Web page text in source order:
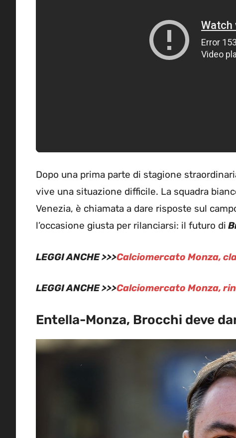
Dopo una prima parte di stagione
vive una situazione difficile. La squadra
Venezia, è chiamata a dare risposte sul
l’occasione giusta per rilanciarsi: il futuro di
LEGGI ANCHE >>>Calciomercato Monza,
LEGGI ANCHE >>>Calciomercato Monza,
Entella-Monza, Brocchi deve